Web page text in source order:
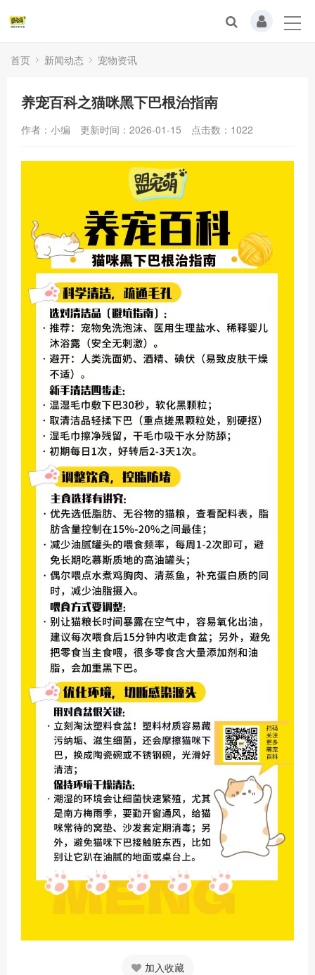
首页 新闻动态 宠物资讯
养宠百科之猫咪黑下巴根治指南
作者：小编 更新时间：2026-01-15 点击数： 1022
加入收藏